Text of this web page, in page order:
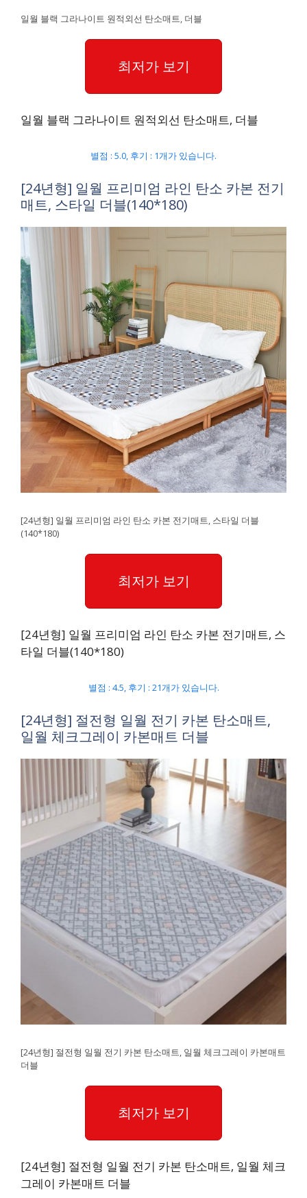
일월 블랙 그라나이트 원적외선 탄소매트, 더블
최저가 보기
일월 블랙 그라나이트 원적외선 탄소매트, 더블
별점 : 5.0, 후기 : 1개가 있습니다.
[24년형] 일월 프리미엄 라인 탄소 카본 전기
매트, 스타일 더블(140*180)
[24년형] 일월 프리미엄 라인 탄소 카본 전기매트, 스타일 더블
(140*180)
최저가 보기
[24년형] 일월 프리미엄 라인 탄소 카본 전기매트, 스
타일 더블(140*180)
별점 : 4.5, 후기 : 21개가 있습니다.
[24년형] 절전형 일월 전기 카본 탄소매트,
일월 체크그레이 카본매트 더블
[24년형] 절전형 일월 전기 카본 탄소매트, 일월 체크그레이 카본매트
더블
최저가 보기
[24년형] 절전형 일월 전기 카본 탄소매트, 일월 체크
그레이 카본매트 더블